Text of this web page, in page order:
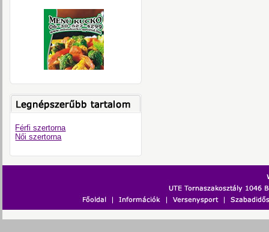
Férfi szertorna
Női szertorna